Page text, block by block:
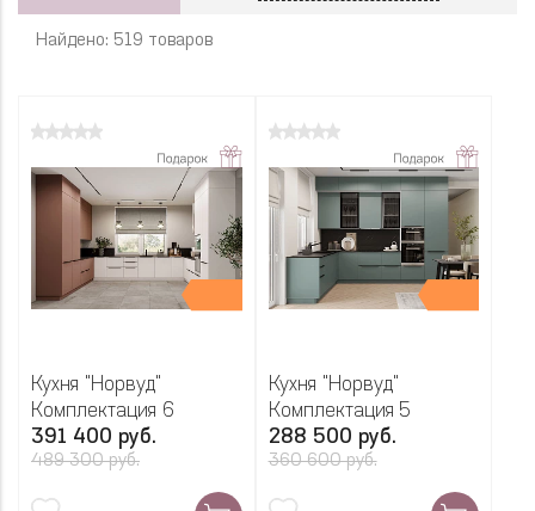
Найдено: 519 товаров
Кухня "Норвуд"
Комплектация 6
391 400 руб.
489 300 руб.
Кухня "Норвуд"
Комплектация 5
288 500 руб.
360 600 руб.